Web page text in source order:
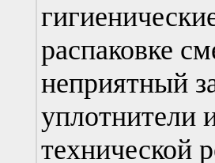
распаковке
неприятный
уплотнители
технической